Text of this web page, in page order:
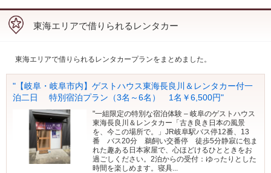
東海エリアで借りられるレンタカー
東海エリアで借りられるレンタカープランをまとめました。
"【岐阜・岐阜市内】ゲストハウス東海長良川＆レンタカー付一
泊二日 特別宿泊プラン（3名～6名） 1名￥6,500円"
"一組限定の特別な宿泊体験 – 岐阜のゲストハウス
東海長良川＆レンタカー「古き良き日本の風景
を、今この場所で。」JR岐阜駅バス停12番、13
番 バス20分 鵜飼い交番停 徒歩5分静寂に包ま
れた趣ある日本家屋で、心ほどけるひとときをお
過ごしください。2泊からの受付：ゆったりとした
時間を楽しめます。寝具...